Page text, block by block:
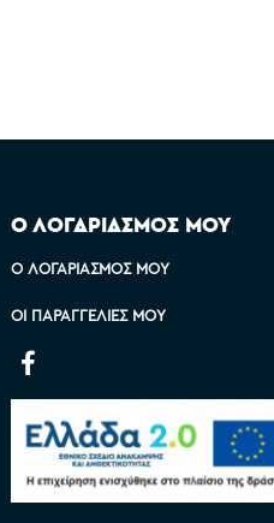
Ο ΛΟΓΑΡΙΑΣΜΟΣ ΜΟΥ
Ο ΛΟΓΑΡΙΑΣΜΌΣ ΜΟΥ
ΟΙ ΠΑΡΑΓΓΕΛΊΕΣ ΜΟΥ